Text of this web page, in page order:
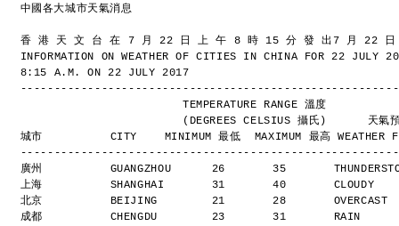
中國各大城市天氣消息
香 港 天 文 台 在 7 月 22 日 上 午 8 時 15 分 發 出 7 月 22
INFORMATION ON WEATHER OF CITIES IN CHINA FOR 22 JULY
8:15 A.M. ON 22 JULY 2017
                        TEMPERATURE RANGE 溫度
(DEGREES CELSIUS 攝氏)      天氣
城市          CITY    MINIMUM 最低  MAXIMUM 最高 WEATHER
廣州          GUANGZHOU      26       35
上海          SHANGHAI       31       40       CLOUDY
北京          BEIJING        21       28       OVERCAST
成都          CHENGDU        23       31       RAIN